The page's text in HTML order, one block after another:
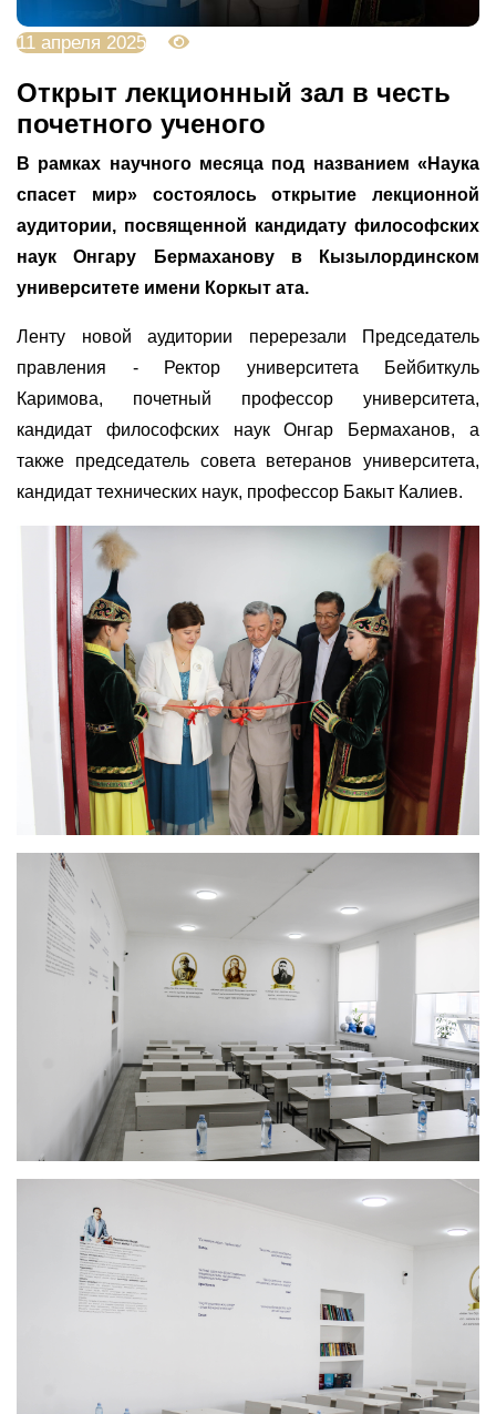
11 апреля 2025
Открыт лекционный зал в честь
почетного ученого
В рамках научного месяца под названием «Наука
спасет мир» состоялось открытие лекционной
аудитории, посвященной кандидату философских
наук Онгару Бермаханову в Кызылординском
университете имени Коркыт ата.
Ленту новой аудитории перерезали Председатель
правления - Ректор университета Бейбиткуль
Каримова, почетный профессор университета,
кандидат философских наук Онгар Бермаханов, а
также председатель совета ветеранов университета,
кандидат технических наук, профессор Бакыт Калиев.